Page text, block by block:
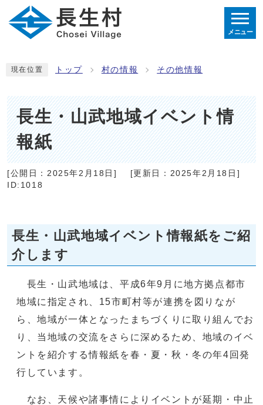
メニュー
現在位置 トップ 村の情報 その他情報
長生・山武地域イベント情
報紙
[公開日： 2025年2月18日 ] [更新日： 2025年2月18日 ]
ID:1018
長生・山武地域イベント情報紙をご紹
介します
長生・山武地域は、平成6年9月に地方拠点都市
地域に指定され、15市町村等が連携を図りなが
ら、地域が一体となったまちづくりに取り組んでお
り、当地域の交流をさらに深めるため、地域のイベ
ントを紹介する情報紙を春・夏・秋・冬の年4回発
行しています。
なお、天候や諸事情によりイベントが延期・中止